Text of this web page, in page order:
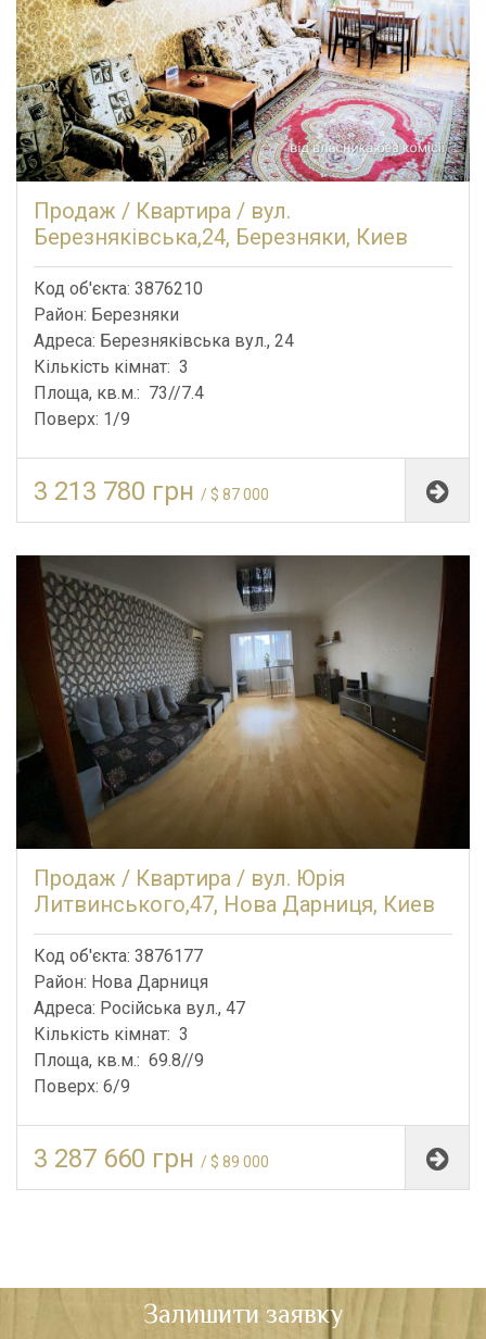
Продаж / Квартира / вул.
Березняківська,24, Березняки, Киев
Код об'єкта: 3876210
Район: Березняки
Адреса: Березняківська вул., 24
Кількість кімнат: 3
Площа, кв.м.: 73//7.4
Поверх: 1/9
3 213 780 грн / $ 87 000
Продаж / Квартира / вул. Юрія
Литвинського,47, Нова Дарниця, Киев
Код об'єкта: 3876177
Район: Нова Дарниця
Адреса: Російська вул., 47
Кількість кімнат: 3
Площа, кв.м.: 69.8//9
Поверх: 6/9
3 287 660 грн / $ 89 000
Залишити заявку